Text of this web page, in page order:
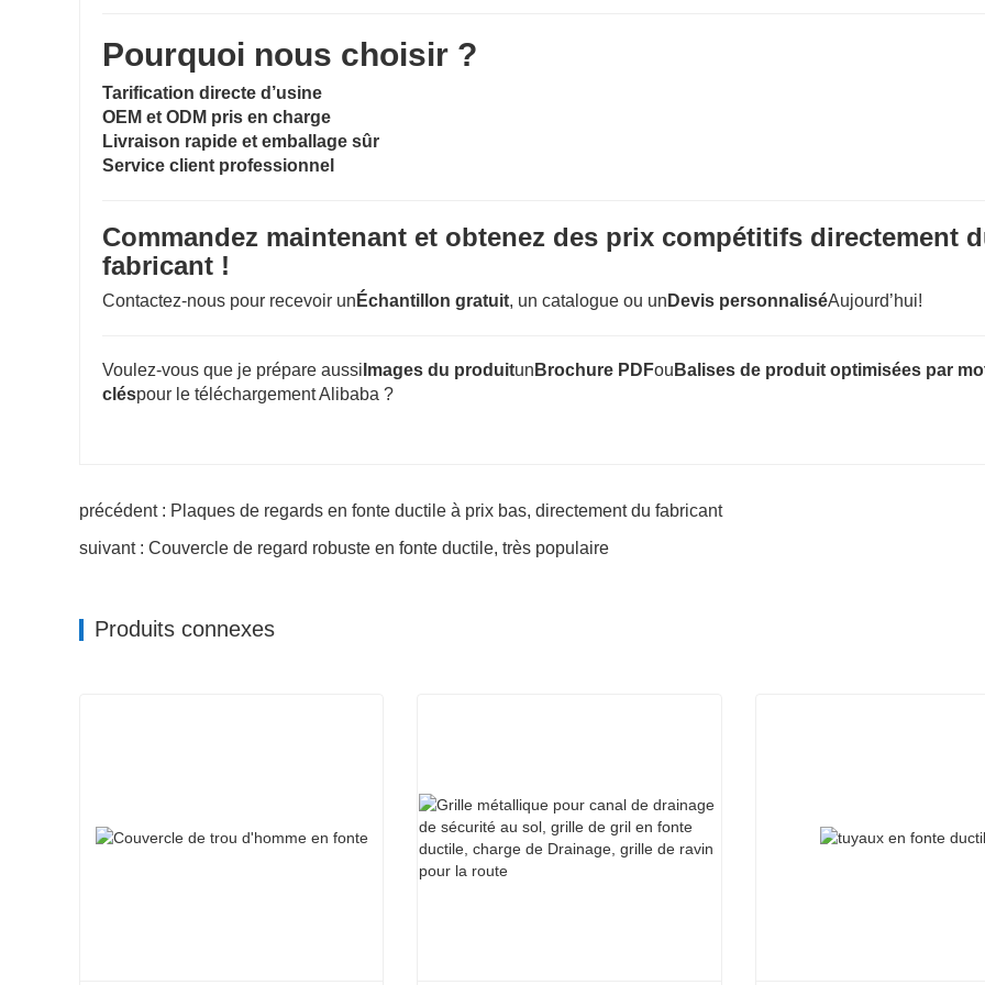
Pourquoi nous choisir ?
Tarification directe d’usine
OEM et ODM pris en charge
Livraison rapide et emballage sûr
Service client professionnel
Commandez maintenant et obtenez des prix compétitifs directement
fabricant !
Contactez-nous pour recevoir un Échantillon gratuit, un catalogue ou un Devis personnaliséAujourd’hui!
Voulez-vous que je prépare aussi Images du produitun Brochure PDFou Balises de produit optimisées par
cléspour le téléchargement Alibaba ?
précédent : Plaques de regards en fonte ductile à prix bas, directement du fabricant
suivant : Couvercle de regard robuste en fonte ductile, très populaire
Produits connexes